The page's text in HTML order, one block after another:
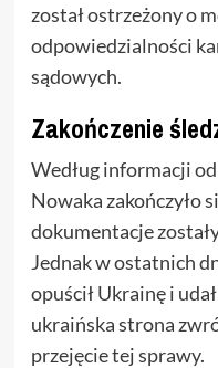
został ostrzeżony o
odpowiedzialności
sądowych.
Zakończenie
Według informacji
Nowaka zakończyło
dokumentacje
Jednak w ostatnich
opuścił Ukrainę i
ukraińska strona
przejęcie tej sprawy.